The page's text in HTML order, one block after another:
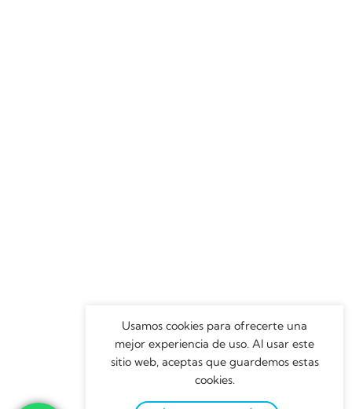
Usamos cookies para ofrecerte una
mejor experiencia de uso. Al usar este
sitio web, aceptas que guardemos estas
cookies.